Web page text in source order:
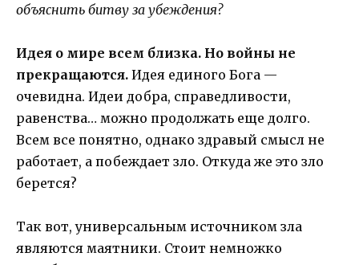
объяснить битву за убеждения?
Идея о мире всем близка. Но войны не
прекращаются. Идея единого Бога —
очевидна. Идеи добра, справедливости,
равенства… можно продолжать еще долго.
Всем все понятно, однако здравый смысл не
работает, а побеждает зло. Откуда же это зло
берется?
Так вот, универсальным источником зла
являются маятники. Стоит немножко